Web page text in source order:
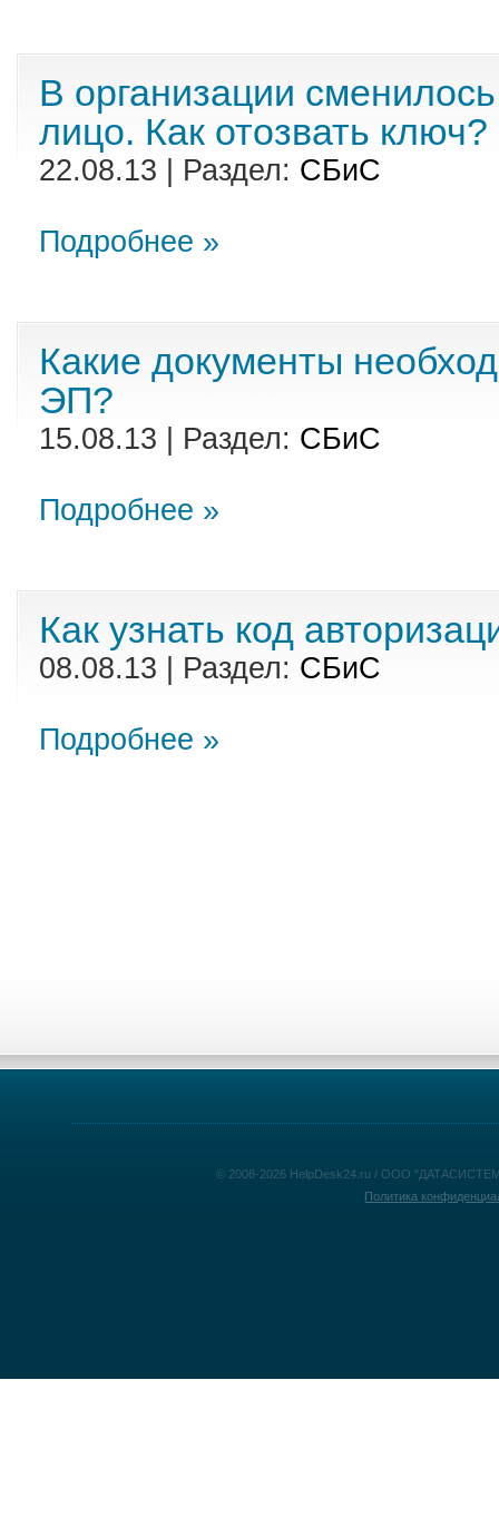
В организации
лицо. Как отозвать ключ?
22.08.13 | Раздел: СБиС
Подробнее »
Какие документы
ЭП?
15.08.13 | Раздел: СБиС
Подробнее »
Как узнать код
08.08.13 | Раздел: СБиС
Подробнее »
© 2008-2026 HelpDesk24.ru / ООО
Политика